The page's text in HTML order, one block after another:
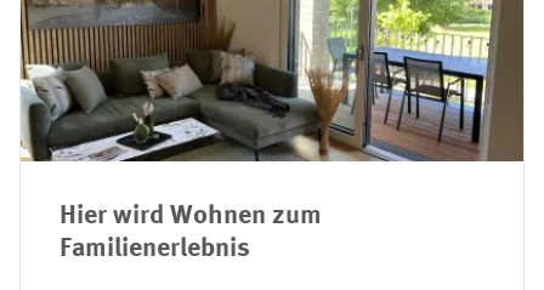
Hier wird Wohnen zum
Familienerlebnis